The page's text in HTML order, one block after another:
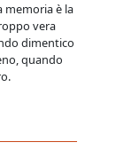
memoria è la
vera
dimentico
quando